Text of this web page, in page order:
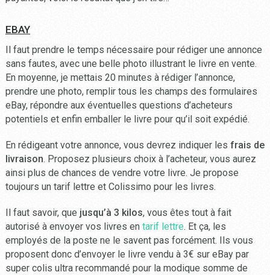
EBAY
Il faut prendre le temps nécessaire pour rédiger une annonce
sans fautes, avec une belle photo illustrant le livre en vente.
En moyenne, je mettais 20 minutes à rédiger l’annonce,
prendre une photo, remplir tous les champs des formulaires
eBay, répondre aux éventuelles questions d’acheteurs
potentiels et enfin emballer le livre pour qu’il soit expédié.
En rédigeant votre annonce, vous devrez indiquer les frais de
livraison. Proposez plusieurs choix à l’acheteur, vous aurez
ainsi plus de chances de vendre votre livre. Je propose
toujours un tarif lettre et Colissimo pour les livres.
Il faut savoir, que jusqu’à 3 kilos, vous êtes tout à fait
autorisé à envoyer vos livres en tarif lettre. Et ça, les
employés de la poste ne le savent pas forcément. Ils vous
proposent donc d’envoyer le livre vendu à 3€ sur eBay par
super colis ultra recommandé pour la modique somme de